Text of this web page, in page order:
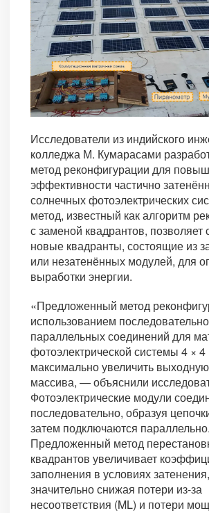
Исследователи из индийского
колледжа М. Кумарасами
метод реконфигурации для
эффективности частично
солнечных фотоэлектрических
метод, известный как алгоритм
с заменой квадрантов, позволяет
новые квадранты, состоящие из
или незатенённых модулей, для
выработки энергии.
«Предложенный метод
использованием
параллельных соединений для
фотоэлектрической системы 4 × 4
максимально увеличить
массива, — объяснили
Фотоэлектрические модули
последовательно, образуя
затем подключаются параллельно.
Предложенный метод
квадрантов увеличивает
заполнения в условиях
значительно снижая потери из-за
несоответствия (ML) и потери